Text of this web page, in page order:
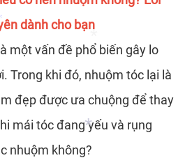
*
*
dành cho bạn
một vấn đề phổ biến gây lo
Trong khi đó, nhuộm tóc lại là
đẹp được ưa chuộng để thay
mái tóc đang yếu và rụng
nhuộm không?